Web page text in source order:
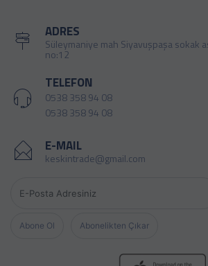
ADRES
Süleymaniye mah Siyavuşpaşa sokak
no:12
TELEFON
0538 358 94 08
0538 358 94 08
E-MAIL
keskintrade@gmail.com
Abone Ol Abonelikten Çıkar